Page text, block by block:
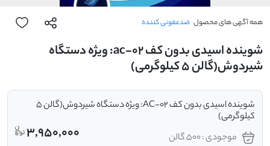
همه آگهی های محصول ضدعفونی کننده
شوینده اسیدی بدون کف ac-02: ویژه دستگاه
شیردوش(گالن 5 کیلوگرمی)
شوینده اسیدی بدون کف AC-02: ویژه دستگاه شیردوش(گالن 5
کیلوگرمی)
موجودی : 500 گالن
3,950,000